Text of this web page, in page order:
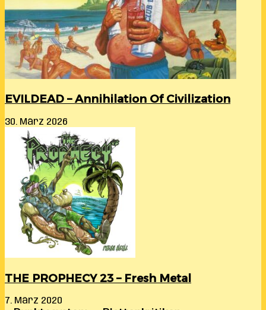
EVILDEAD – Annihilation Of Civilization
30. März 2026
THE PROPHECY 23 – Fresh Metal
7. März 2020